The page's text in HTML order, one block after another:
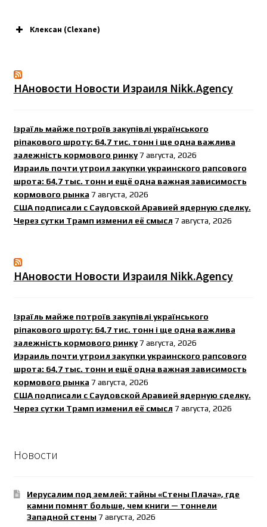
Клексан (Clexane)
НАновости Новости Израиля Nikk.Agency
Ізраїль майже потроїв закупівлі українського
ріпакового шроту: 64,7 тис. тонн і ще одна важлива
залежність кормового ринку 7 августа, 2026
Израиль почти утроил закупки украинского рапсового
шрота: 64,7 тыс. тонн и ещё одна важная зависимость
кормового рынка 7 августа, 2026
США подписали с Саудовской Аравией ядерную сделку.
Через сутки Трамп изменил её смысл 7 августа, 2026
НАновости Новости Израиля Nikk.Agency
Ізраїль майже потроїв закупівлі українського
ріпакового шроту: 64,7 тис. тонн і ще одна важлива
залежність кормового ринку 7 августа, 2026
Израиль почти утроил закупки украинского рапсового
шрота: 64,7 тыс. тонн и ещё одна важная зависимость
кормового рынка 7 августа, 2026
США подписали с Саудовской Аравией ядерную сделку.
Через сутки Трамп изменил её смысл 7 августа, 2026
Новости
Иерусалим под землей: тайны «Стены Плача», где
камни помнят больше, чем книги — тоннели
Западной стены 7 августа, 2026